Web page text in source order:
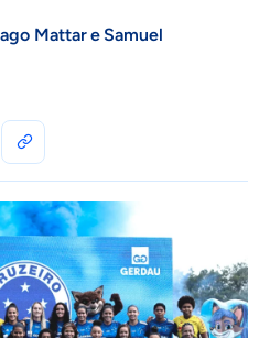
Mattare Samuel